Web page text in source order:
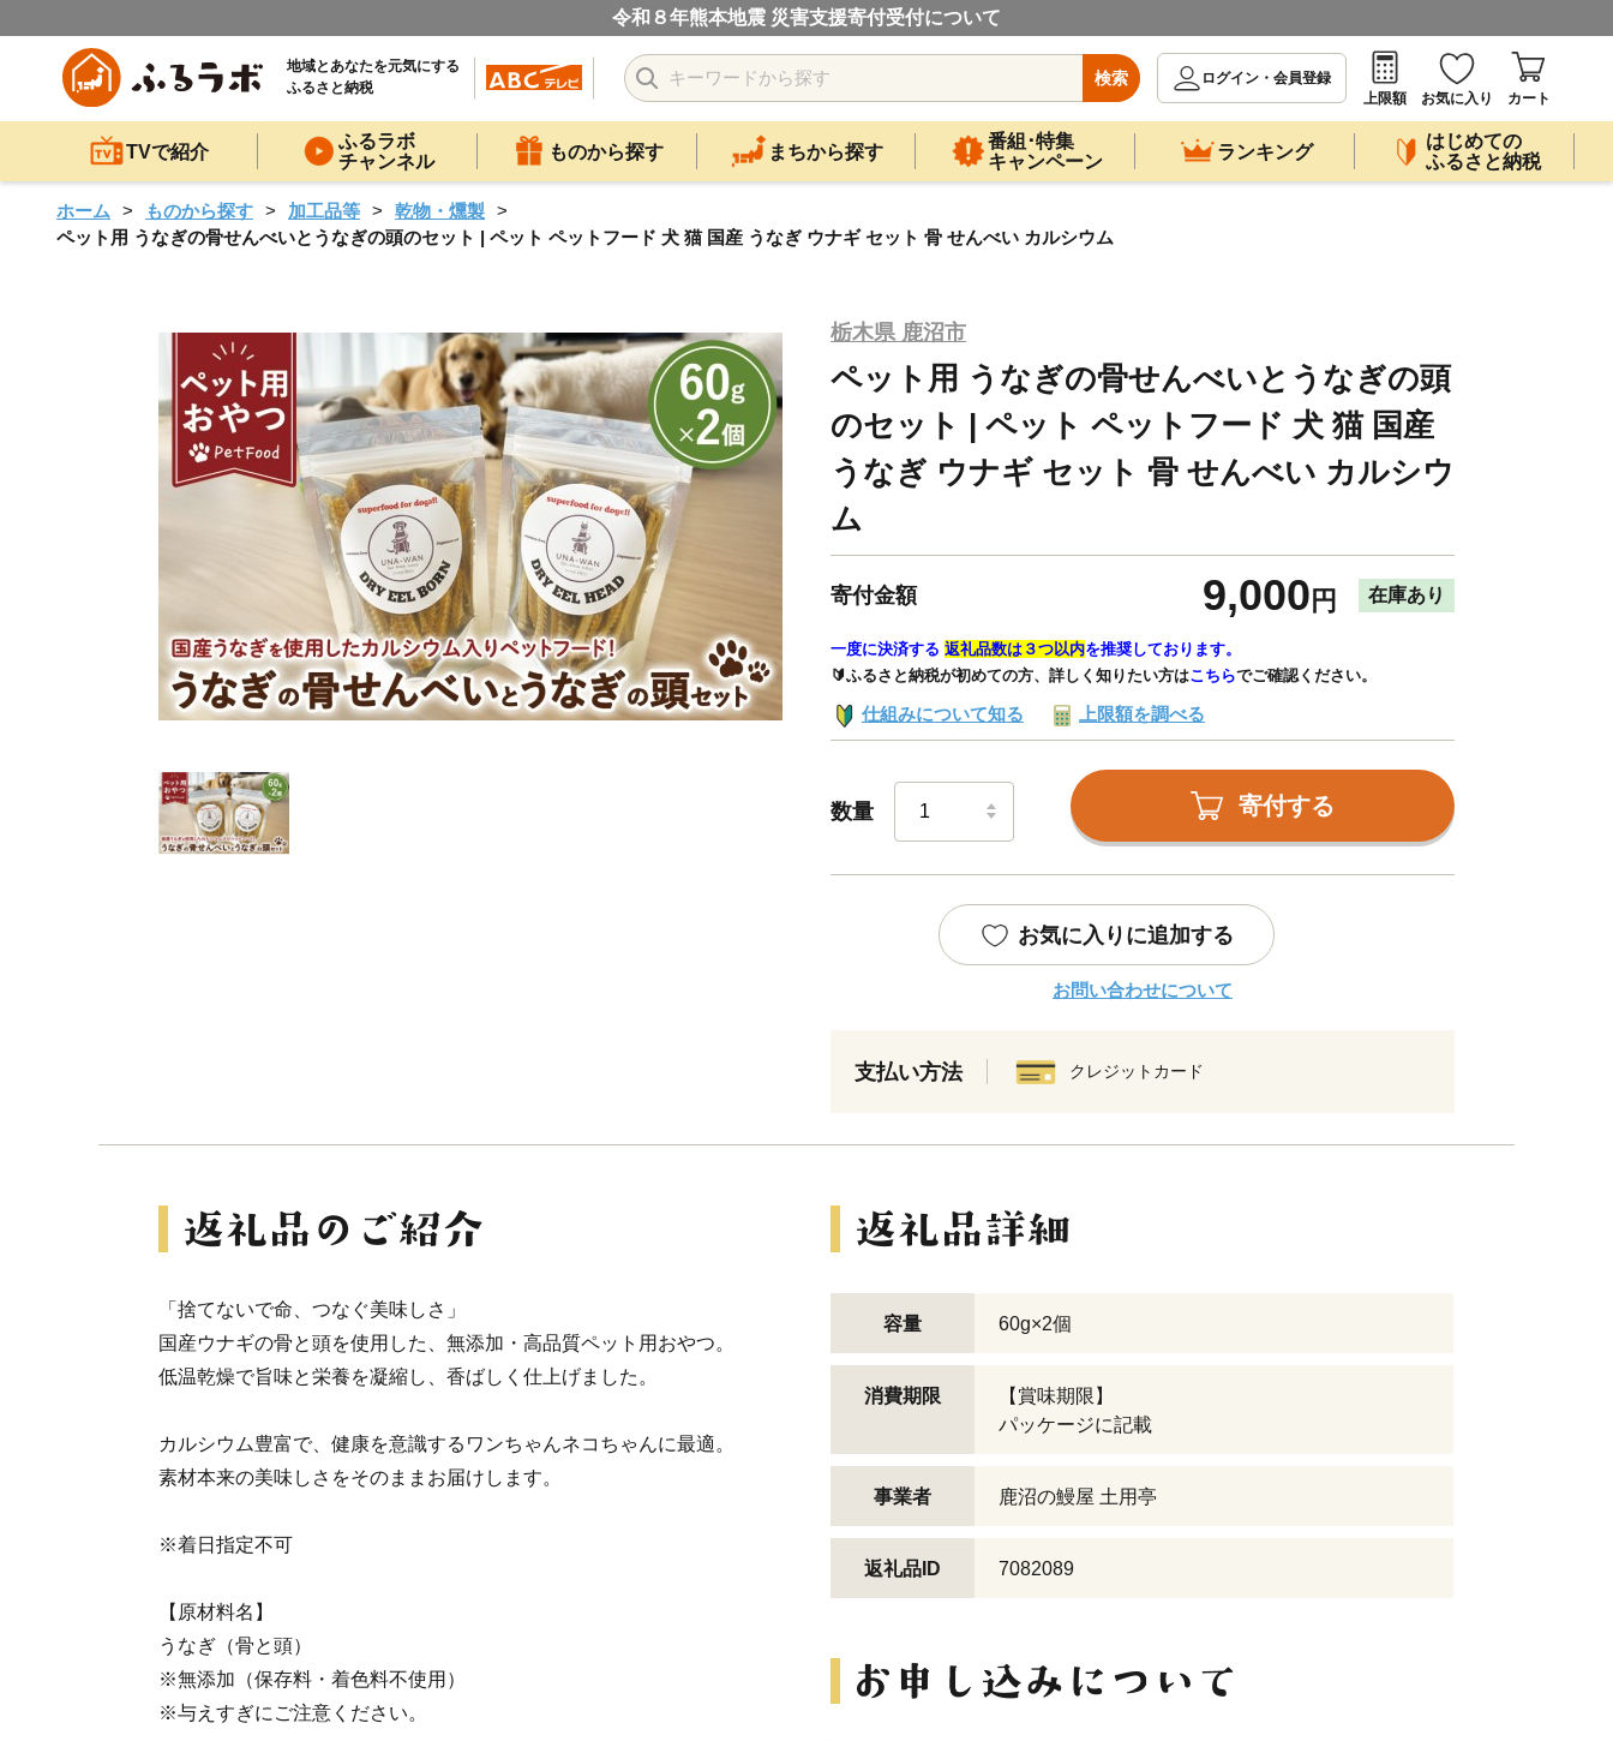
令和８年熊本地震 災害支援寄付受付について
地域とあなたを元気にする
ふるさと納税
検索
ログイン・会員登録
上限額
お気に入り カート
TVで紹介
ふるラボ
チャンネル
ものから探す まちから探す
番組･特集
キャンペーン
ランキング
はじめての
ふるさと納税
ホーム ものから探す 加工品等
乾物・燻製
ペット用 うなぎの骨せんべいとうなぎの頭のセット | ペット ペットフード 犬 猫 国産 うなぎ ウナギ セット 骨 せんべい カルシウム
栃木県 鹿沼市
ペット用 うなぎの骨せんべいとうなぎの頭
のセット | ペット ペットフード 犬 猫 国産
うなぎ ウナギ セット 骨 せんべい カルシウ
ム
寄付金額 9,000 円 在庫あり
一度に決済する 返礼品数は３つ以内を推奨しております。
🔰ふるさと納税が初めての方、詳しく知りたい方はこちらでご確認ください。
仕組みについて知る 上限額を調べる
数量 寄付する
お気に入りに追加する
お問い合わせについて
支払い方法 クレジットカード
「捨てないで命、つなぐ美味しさ」
国産ウナギの骨と頭を使用した、無添加・高品質ペット用おやつ。
低温乾燥で旨味と栄養を凝縮し、香ばしく仕上げました。
カルシウム豊富で、健康を意識するワンちゃんネコちゃんに最適。
素材本来の美味しさをそのままお届けします。
※着日指定不可
【原材料名】
うなぎ（骨と頭）
※無添加（保存料・着色料不使用）
※与えすぎにご注意ください。
容量 60g×2個
消費期限
【賞味期限】
パッケージに記載
事業者 鹿沼の鰻屋 土用亭
返礼品ID 7082089